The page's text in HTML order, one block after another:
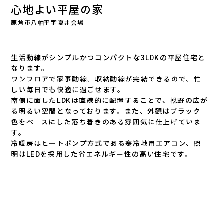
心地よい平屋の家
鹿角市八幡平字夏井会場
生活動線がシンプルかつコンパクトな3LDKの平屋住宅と
なります。
ワンフロアで家事動線、収納動線が完結できるので、忙
しい毎日でも快適に過ごせます。
南側に面したLDKは直線的に配置することで、視野の広が
る明るい空間となっております。また、外観はブラック
色をベースにした落ち着きのある雰囲気に仕上げていま
す。
冷暖房はヒートポンプ方式である寒冷地用エアコン、照
明はLEDを採用した省エネルギー性の高い住宅です。